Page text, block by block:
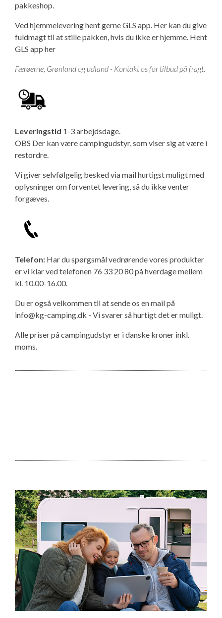
pakkeshop.
Ved hjemmelevering hent gerne GLS app. Her kan du give
fuldmagt til at stille pakken, hvis du ikke er hjemme. Hent
GLS app her
Færøerne, Grønland og udland - Kontakt os for tilbud på fragt.
Leveringstid 1-3 arbejdsdage.
OBS Der kan være campingudstyr, som viser sig at være i
restordre.
Vi giver selvfølgelig besked via mail hurtigst muligt med
oplysninger om forventet levering, så du ikke venter
forgæves.
Telefon: Har du spørgsmål vedrørende vores produkter
er vi klar ved telefonen 76 33 20 80 på hverdage mellem
kl. 10.00-16.00.
Du er også velkommen til at sende os en mail på
info@kg-camping.dk - Vi svarer så hurtigt det er muligt.
Alle priser på campingudstyr er i danske kroner inkl.
moms.